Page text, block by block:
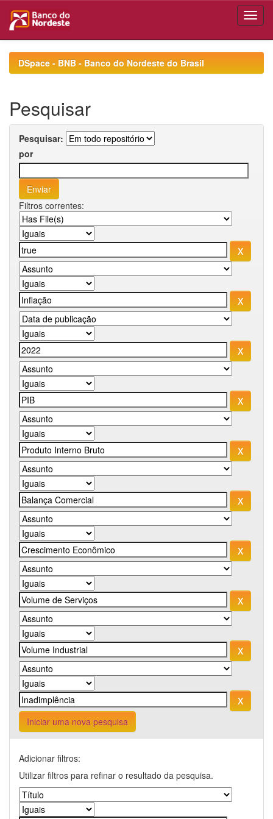
navigationDSpace - BNB - Banco do Nordeste do Brasil
Pesquisar
Pesquisar:
por
Filtros correntes:
Iniciar uma nova pesquisa
Adicionar filtros:
Utilizar filtros para refinar o resultado da pesquisa.